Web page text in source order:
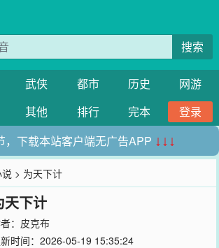
搜索
武侠 都市 历史
网游
其他 排行 完本
登录
，下载本站客户端无广告APP ↓↓↓
> 为天下计
天下计
： 皮克布
时间：2026-05-19 15:35:24